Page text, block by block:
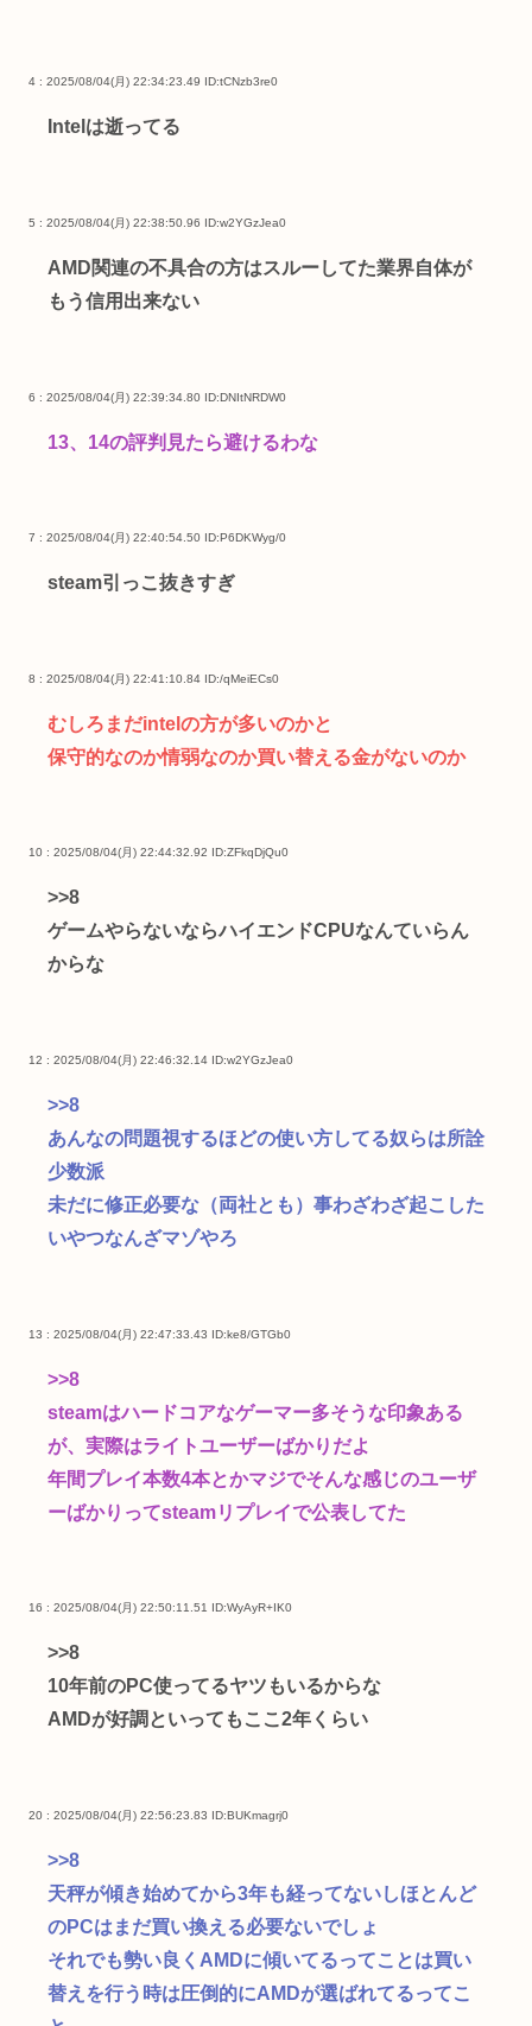
4 : 2025/08/04(月) 22:34:23.49 ID:tCNzb3re0
Intelは逝ってる
5 : 2025/08/04(月) 22:38:50.96 ID:w2YGzJea0
AMD関連の不具合の方はスルーしてた業界自体が
もう信用出来ない
6 : 2025/08/04(月) 22:39:34.80 ID:DNItNRDW0
13、14の評判見たら避けるわな
7 : 2025/08/04(月) 22:40:54.50 ID:P6DKWyg/0
steam引っこ抜きすぎ
8 : 2025/08/04(月) 22:41:10.84 ID:/qMeiECs0
むしろまだintelの方が多いのかと
保守的なのか情弱なのか買い替える金がないのか
10 : 2025/08/04(月) 22:44:32.92 ID:ZFkqDjQu0
>>8
ゲームやらないならハイエンドCPUなんていらん
からな
12 : 2025/08/04(月) 22:46:32.14 ID:w2YGzJea0
>>8
あんなの問題視するほどの使い方してる奴らは所詮
少数派
未だに修正必要な（両社とも）事わざわざ起こした
いやつなんざマゾやろ
13 : 2025/08/04(月) 22:47:33.43 ID:ke8/GTGb0
>>8
steamはハードコアなゲーマー多そうな印象ある
が、実際はライトユーザーばかりだよ
年間プレイ本数4本とかマジでそんな感じのユーザ
ーばかりってsteamリプレイで公表してた
16 : 2025/08/04(月) 22:50:11.51 ID:WyAyR+IK0
>>8
10年前のPC使ってるヤツもいるからな
AMDが好調といってもここ2年くらい
20 : 2025/08/04(月) 22:56:23.83 ID:BUKmagrj0
>>8
天秤が傾き始めてから3年も経ってないしほとんど
のPCはまだ買い換える必要ないでしょ
それでも勢い良くAMDに傾いてるってことは買い
替えを行う時は圧倒的にAMDが選ばれてるってこ